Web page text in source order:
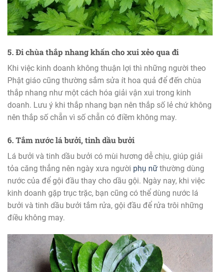
5. Đi chùa thắp nhang khấn cho xui xẻo qua đi
Khi việc kinh doanh không thuận lợi thì những người theo
Phật giáo cũng thường sắm sửa ít hoa quả để đến chùa
thắp nhang như một cách hóa giải vận xui trong kinh
doanh. Lưu ý khi thắp nhang bạn nên thắp số lẻ chứ không
nên thắp số chẵn vì số chẵn có điềm không may.
6. Tắm nước lá bưởi, tinh dầu bưởi
Lá bưởi và tinh dầu bưởi có mùi hương dễ chịu, giúp giải
tỏa căng thẳng nên ngày xưa người phụ nữ thường dùng
nước của để gội đầu thay cho dầu gội. Ngày nay, khi việc
kinh doanh gặp trục trặc, bạn cũng có thể dùng nước lá
bưởi và tinh dầu bưởi tắm rửa, gội đầu để rửa trôi những
điều không may.